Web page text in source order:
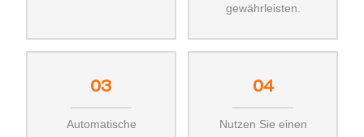
gewährleisten.
03
Automatische
04
Nutzen Sie einen